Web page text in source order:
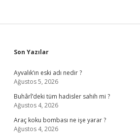
Sidebar
Son Yazılar
Ayvalık’ın eski adı nedir ?
Ağustos 5, 2026
Buhârî’deki tüm hadisler sahih mi ?
Ağustos 4, 2026
Araç koku bombası ne işe yarar ?
Ağustos 4, 2026